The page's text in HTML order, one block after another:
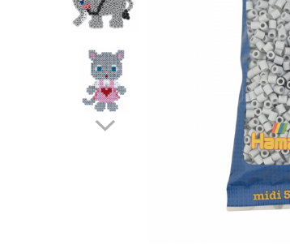
Biciclete VIKING
Biciclete Viking Challange